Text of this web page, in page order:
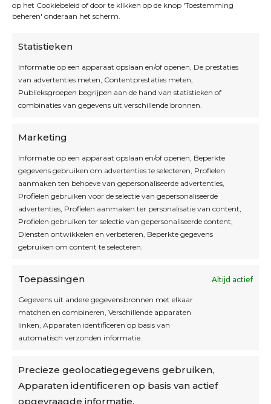
op het Cookiebeleid of door te klikken op de knop 'Toestemming
beheren' onderaan het scherm.
Statistieken
Informatie op een apparaat opslaan en/of openen, De prestaties
van advertenties meten, Contentprestaties meten,
Publieksgroepen begrijpen aan de hand van statistieken of
combinaties van gegevens uit verschillende bronnen.
Marketing
Informatie op een apparaat opslaan en/of openen, Beperkte
gegevens gebruiken om advertenties te selecteren, Profielen
aanmaken ten behoeve van gepersonaliseerde advertenties,
Profielen gebruiken voor de selectie van gepersonaliseerde
advertenties, Profielen aanmaken ter personalisatie van content,
Profielen gebruiken ter selectie van gepersonaliseerde content,
Diensten ontwikkelen en verbeteren, Beperkte gegevens
gebruiken om content te selecteren.
Toepassingen Altijd actief
Gegevens uit andere gegevensbronnen met elkaar
matchen en combineren, Verschillende apparaten
linken, Apparaten identificeren op basis van
automatisch verzonden informatie.
Precieze geolocatiegegevens gebruiken,
Apparaten identificeren op basis van actief
opgevraagde informatie.
Openingsuren
Blijf op de hoogte
Interesse in leuke kadotips of toffe acties?
Laat dan hier je mailadres achter.
Algemene voorwaarden
Cookiebeleid